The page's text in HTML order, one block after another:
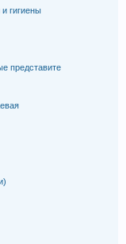
гигиены
представите